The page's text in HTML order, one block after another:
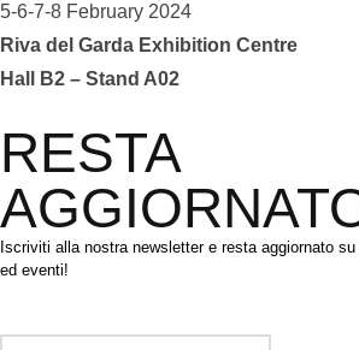
5-6-7-8 February 2024
Riva del Garda Exhibition Centre
Hall B2 – Stand A02
RESTA
Iscriviti alla nostra newsletter e resta aggiornato
ed eventi!